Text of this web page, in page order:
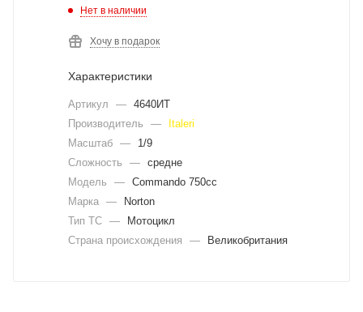
Нет в наличии
Хочу в подарок
Характеристики
Артикул — 4640ИТ
Производитель
—
Italeri
Масштаб —
1/9
Сложность
— средне
Модель
— Commando 750cc
Марка —
Norton
Тип ТС —
Мотоцикл
Страна происхождения
— Великобритания